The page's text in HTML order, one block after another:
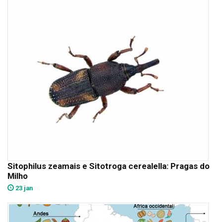
Sitophilus zeamais e Sitotroga cerealella: Pragas do
Milho
23 jan